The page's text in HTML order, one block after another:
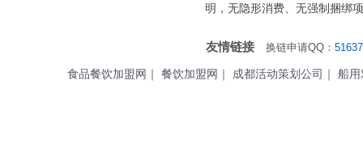
明，无隐形消费、无强制捆绑
友情链接 换链申请QQ：
食品餐饮加盟网 ｜ 餐饮加盟网 ｜ 成都活动策划公司 ｜ 船用